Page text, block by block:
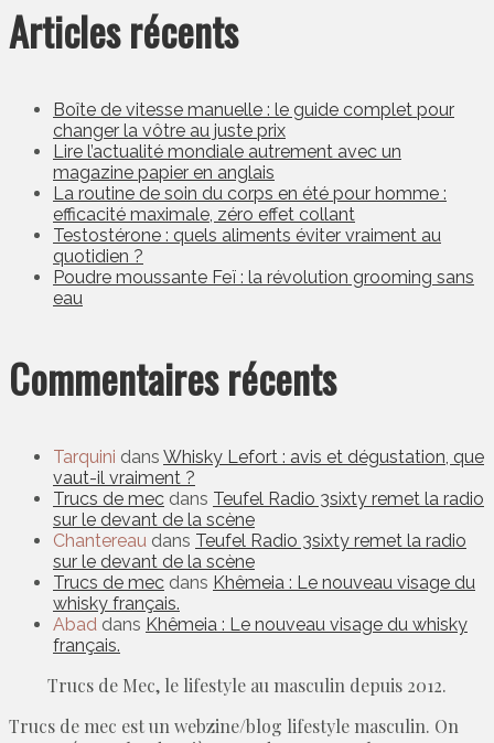
Articles récents
Boîte de vitesse manuelle : le guide complet pour
changer la vôtre au juste prix
Lire l’actualité mondiale autrement avec un
magazine papier en anglais
La routine de soin du corps en été pour homme :
efficacité maximale, zéro effet collant
Testostérone : quels aliments éviter vraiment au
quotidien ?
Poudre moussante Feï : la révolution grooming sans
eau
Commentaires récents
Tarquini dans Whisky Lefort : avis et dégustation, que
vaut-il vraiment ?
Trucs de mec dans Teufel Radio 3sixty remet la radio
sur le devant de la scène
Chantereau dans Teufel Radio 3sixty remet la radio
sur le devant de la scène
Trucs de mec dans Khêmeia : Le nouveau visage du
whisky français.
Abad dans Khêmeia : Le nouveau visage du whisky
français.
Trucs de Mec, le lifestyle au masculin depuis 2012.
Trucs de mec est un webzine/blog lifestyle masculin. On